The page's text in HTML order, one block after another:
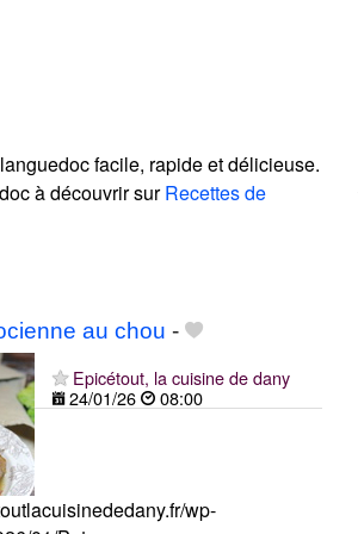
facile, rapide et délicieuse.
à découvrir surRecettes de
au chou -
Epicétout, la cuisine de dany
24/01/26
08:00
wp-